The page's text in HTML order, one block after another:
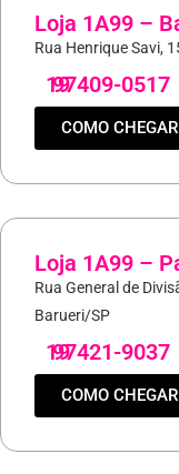
Loja 1A99 –
Rua Henrique Savi,
19
97409-0517
COMO CHEGAR
Loja 1A99 –
Rua General de
Barueri/SP
19
97421-9037
COMO CHEGAR